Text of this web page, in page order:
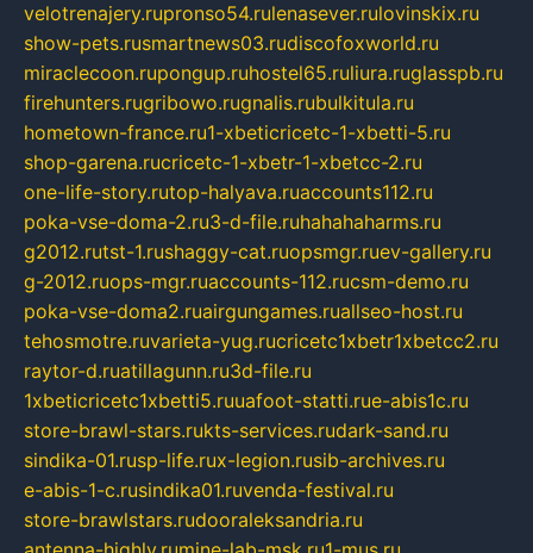
velotrenajery.rupronso54.rulenasever.rulovinskix.ru
show-pets.rusmartnews03.rudiscofoxworld.ru
miraclecoon.rupongup.ruhostel65.ruliura.ruglasspb.ru
firehunters.rugribowo.rugnalis.rubulkitula.ru
hometown-france.ru1-xbeticricetc-1-xbetti-5.ru
shop-garena.rucricetc-1-xbetr-1-xbetcc-2.ru
one-life-story.rutop-halyava.ruaccounts112.ru
poka-vse-doma-2.ru3-d-file.ruhahahaharms.ru
g2012.rutst-1.rushaggy-cat.ruopsmgr.ruev-gallery.ru
g-2012.ruops-mgr.ruaccounts-112.rucsm-demo.ru
poka-vse-doma2.ruairgungames.ruallseo-host.ru
tehosmotre.ruvarieta-yug.rucricetc1xbetr1xbetcc2.ru
raytor-d.ruatillagunn.ru3d-file.ru
1xbeticricetc1xbetti5.ruuafoot-statti.rue-abis1c.ru
store-brawl-stars.rukts-services.rudark-sand.ru
sindika-01.rusp-life.rux-legion.rusib-archives.ru
e-abis-1-c.rusindika01.ruvenda-festival.ru
store-brawlstars.rudooraleksandria.ru